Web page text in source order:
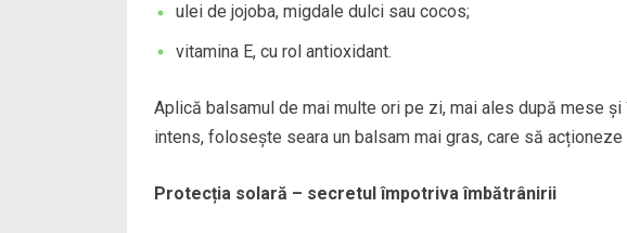
ulei de jojoba, migdale dulci sau cocos;
vitamina E, cu rol antioxidant.
Aplică balsamul de mai multe ori pe zi, mai ales după mese
intens, folosește seara un balsam mai gras, care să
Protecția solară – secretul împotriva îmbătrânirii